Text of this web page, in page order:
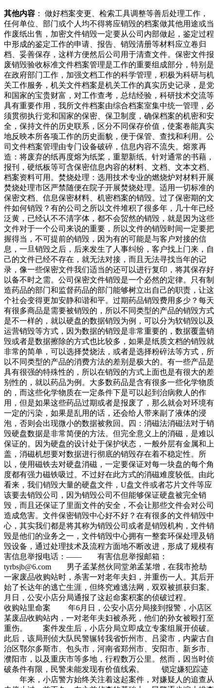
其他内容 ： 做好档案变更、检索工具调整等善后处理工作，
任何单位、部门或个人均不得将应销毁的档案做其他用途或当
作废纸出售，加密文件销毁一定要从公司内部做起，鉴定过程
中形成的鉴定工作的申请、报告、销毁清册等材料应立卷归
档、妥善保存，这样方便然后公司用于清查文件。保密文件报
废销毁验收标准文件档案管理是工作的重要组成部分，特别是
在政府部门工作，加强文档工作的科学管理，积极为科研与机
关工作服务，机关文件档案是机关工作的真实历史记录，是党
和国家的宝贵财富，对工作查考，总结经验，科研技术交流等
具有重要作用，我所文件档案由综合档案室集中统一管理，必
须贯彻执行党和国家的保密、保卫制度，确保档案的机密和安
全，保持文件的历史联系，区分不同保存价值，使案卷能真实
地反映本所各项工作的历史面貌，便于保管、查找和利用。公
司文件档案管理由专门设备破碎，信息内容不流失。熔浆再
造：将废弃的纸再度熔为纸桨，重塑新纸。针对通常的书藉，
报刊，硬纸板等可含保密信息内容的材料、文档、文本文档、
档案资料可用。焚烧处理：选用技术专业的燃烧炉对材料开展
焚烧处理市区严禁随便在院子开展焚烧处理。适用一切标准的
保密文档、信息保密材料、机密档案的销毁。过了保密期的文
件如何销毁？有的公司之所以文件堆积了很多年，几十年已经
泛黄，已经认不不清字体，都不会贸然的销毁，就是因为这些
文件对于一个公司来说的重要，所以文件的销毁时间一定要把
握得当，不可提前的销毁，因为有的可能是与客户对接的信
息，一旦销毁之后，后来发生了人事纠纷，客户找上门来，自
己的文件已经不存在，就无法对接，而且无法寻找当年的记
录，像一些保密文件我们适当的还可以进行复印，将其保存好
以备不时之需。公司保密文件销毁是一个必然的定律。只有制
造药品的部门和监督药品的部门能够树立出自己的职责，让这
个社会变得更加安静和谐和平。过期药品销毁费用多少？每天
有很多商品是需要被销毁的，所以不同类型的产品的销毁方式
是不一样的，就以硬盘的数据销毁为例，可以分为软销毁以及
运营销毁等方式，因为数据的销毁是非常重要的，数据覆盖销
毁或者是数据擦除的方式也比较多，如果是纸质文档的销毁就
非常的简单，可以选择焚烧法，或者是选择粉碎法等方式，所
以不同类型的产品的消费方法的差别是极大的。有一些产品是
具有很强的特殊性的，所以在销毁的方式上面也是有很大的差
别性的，就以药品为例。大多数药品是含有很多一些化学物质
的，而这些化学物质在一定条件下是可以起到治病救人的作
用，但是如果这些药品过期或者是报废了，那么就会对环境有
一定的污染，如果是乱用的话，还会给人带来副了液体的浸
泡，否则会出现微小的数据被救回。四：消磁法消磁法对于销
毁硬盘数据是非常简便的方法。但完全意义上的消磁，是难以
保证的。因为硬盘的设计处于保护状态，一般外层有金属和上
盖，消磁机想要对数据进行彻底的销毁存在着不稳定性。所
以，使用磁铁去对硬盘消磁，一定要保证对每一块盘的每个角
度都有强力磁铁吸过。不过好在此方式的消磁难度较低。由此
看来，我们销毁大量的硬盘文件，U盘文件或者芯片文件等应
该要去销毁公司，因为销毁公司不但能够保证硬盘被完全销
毁，而且还保证了里面文件的安全，不会让那些文件会对公司
造成危害。文件保密销毁中心好不好？在有很多的文件销毁中
心，其实我们都是将其称为销毁公司或者是销毁机构，文件销
毁是他们的业务之一，文件销毁中心拥有一整套环保处理及销
毁设备，通过处理技术及流程方面地不断改进，形成了规模有
害信息举报电话：—— 有害信息举报邮箱：
tyrbsjb@6.com 男子孟某然伙同堂弟孟某增，在我市抢劫
一家废品收购站时，杀害一对老年夫妇，并重伤一人。其后开
始了长达年的逃亡生涯，但终究难逃法网，双双被抓获归案。
月日，公安小店分局通报了这起命案积案的侦破过程。
收购站里命案 年6月日，公安小店分局接到报警，小店区
某废品收购站内，一对老年夫妇被杀死，他们的孙女被殴打至
重伤。 案件发生后，小店分局立即成立专案组展开侦破。
此后，该局刑侦大队民警辗转我省忻州市、吕梁市，内蒙古自
治区鄂尔多斯市、包头市，河南省郑州市、安阳市、新乡市、
濮阳市，以及重庆市等多地，行程数万公里。然而，因当时侦
破条件有限，民警未能发现有价值线索。 锁定嫌犯踪迹
年来，小店警方始终关注着这起案件，对嫌疑人的追查从